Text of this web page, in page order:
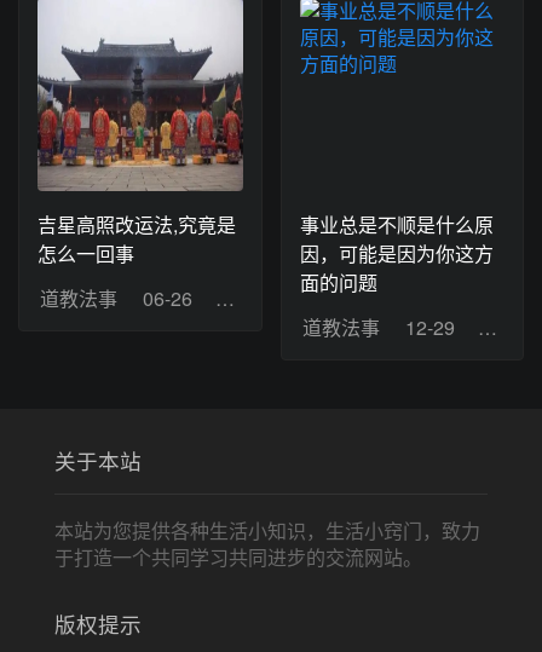
吉星高照改运法,究竟是
怎么一回事
道教法事
06-26 浏览：13
事业总是不顺是什么原
因，可能是因为你这方
面的问题
道教法事
12-29 浏览
关于本站
本站为您提供各种生活小知识，生活小窍门，致力
于打造一个共同学习共同进步的交流网站。
版权提示